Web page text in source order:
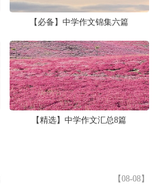
【必备】中学作文锦集六篇
【精选】中学作文汇总8篇
【08-08】